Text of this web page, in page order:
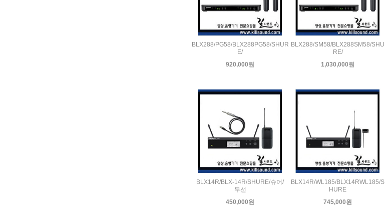
BLX288/PG58/BLX288PG58/SHUR
E/
920,000원
BLX288/SM58/BLX288SM58/SHU
RE/
1,030,000원
BLX14R/BLX-14R/SHURE/슈어/
무선
450,000원
BLX14R/WL185/BLX14RWL185/S
HURE
745,000원